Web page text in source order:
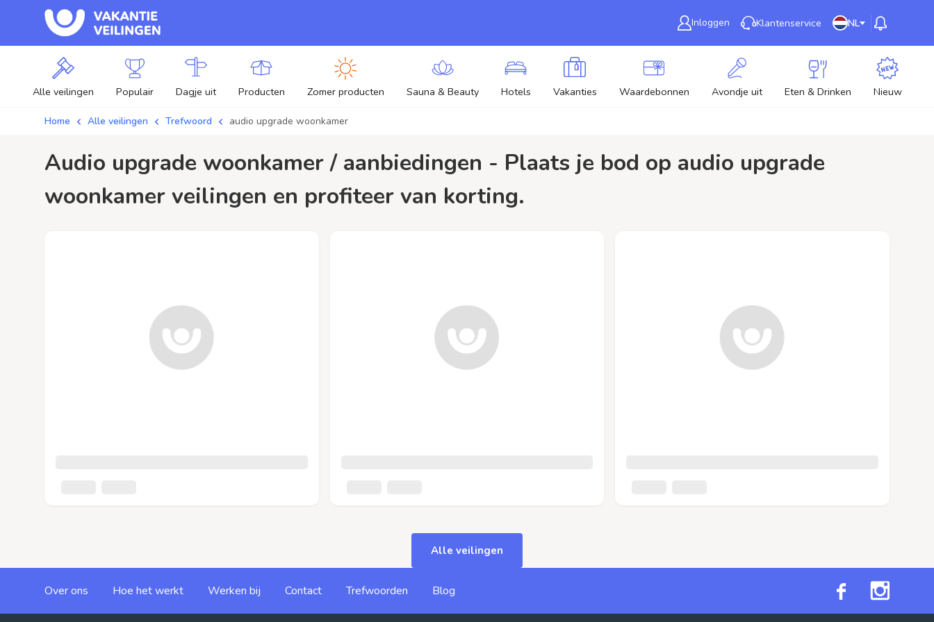
Inloggen Klantenservice NL
Alle veilingen Populair Dagje uit Producten Zomer producten Sauna & Beauty Hotels Vakanties Waardebonnen Avondje uit Eten & Drinken Nieuw
Home Alle veilingen Trefwoord audio upgrade woonkamer
audio upgrade woonkamer / aanbiedingen - Plaats je bod op audio upgrade
woonkamer veilingen en profiteer van korting.
Alle veilingen
Over ons Hoe het werkt Werken bij Contact Trefwoorden Blog